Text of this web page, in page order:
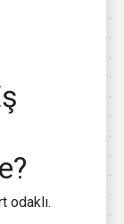
odaklı.